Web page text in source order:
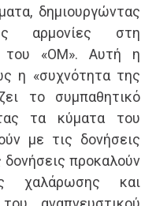
δημιουργώντας
αρμονίες στη
του «ΟΜ». Αυτή η
η «συχνότητα της
το συμπαθητικό
τα κύματα του
με τις δονήσεις
δονήσεις προκαλούν
χαλάρωσης και